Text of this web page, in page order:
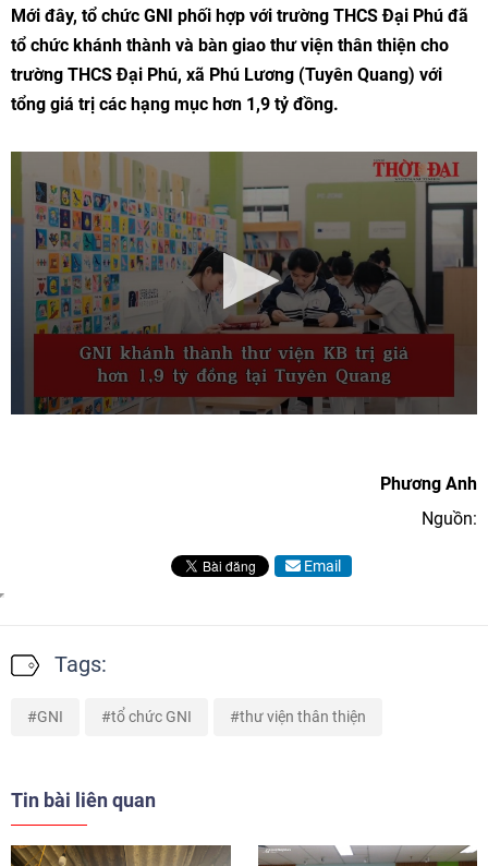
Mới đây, tổ chức GNI phối hợp với trường THCS Đại Phú đã
tổ chức khánh thành và bàn giao thư viện thân thiện cho
trường THCS Đại Phú, xã Phú Lương (Tuyên Quang) với
tổng giá trị các hạng mục hơn 1,9 tỷ đồng.
Phương Anh
Nguồn:
Email
Tags:
GNI tổ chức GNI thư viện thân thiện
Tin bài liên quan